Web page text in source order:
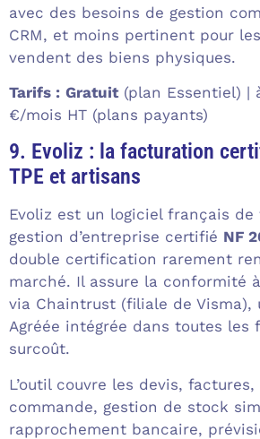
avec des besoins de gestion
CRM, et moins pertinent pour
vendent des biens physiques.
Tarifs : Gratuit (plan Essentiel) |
€/mois HT (plans payants)
9. Evoliz : la facturation
TPE et artisans
Evoliz est un logiciel français
gestion d’entreprise certifié NF
double certification rarement
marché. Il assure la conformité
via Chaintrust (filiale de Visma),
Agréée intégrée dans toutes les
surcoût.
L’outil couvre les devis,
commande, gestion de stock
rapprochement bancaire,